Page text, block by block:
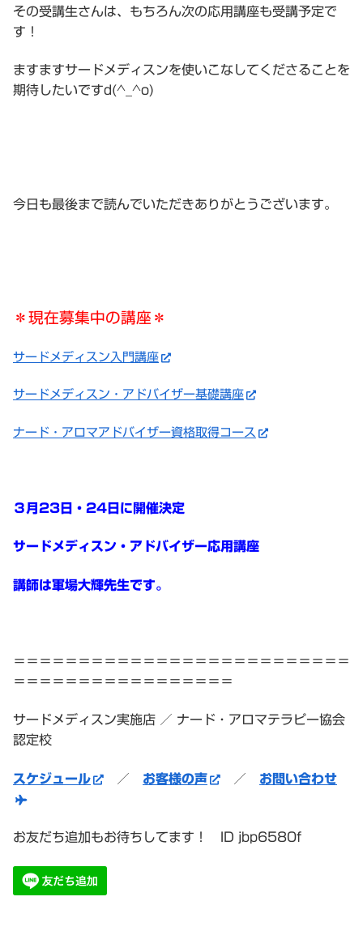
その受講生さんは、もちろん次の応用講座も受講予定で
す！
ますますサードメディスンを使いこなしてくださることを
期待したいですd(^_^o)
今日も最後まで読んでいただきありがとうございます。
＊現在募集中の講座＊
サードメディスン入門講座
サードメディスン・アドバイザー基礎講座
ナード・アロマアドバイザー資格取得コース
３月23日・24日に開催決定
サードメディスン・アドバイザー応用講座
講師は軍場大輝先生です。
＝＝＝＝＝＝＝＝＝＝＝＝＝＝＝＝＝＝＝＝＝＝＝＝＝＝
＝＝＝＝＝＝＝＝＝＝＝＝＝＝＝＝＝
サードメディスン実施店 ／ ナード・アロマテラピー協会
認定校
スケジュール ／ お客様の声 ／ お問い合わせ
お友だち追加もお待ちしてます！ ID jbp6580f